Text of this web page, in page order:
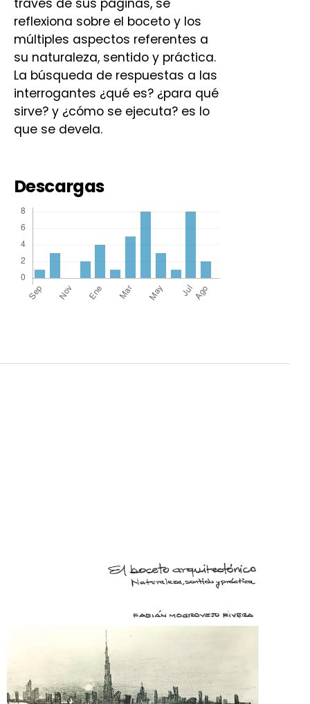
través de sus páginas, se
reflexiona sobre el boceto y los
múltiples aspectos referentes a
su naturaleza, sentido y práctica.
La búsqueda de respuestas a las
interrogantes ¿qué es? ¿para qué
sirve? y ¿cómo se ejecuta? es lo
que se devela.
Descargas